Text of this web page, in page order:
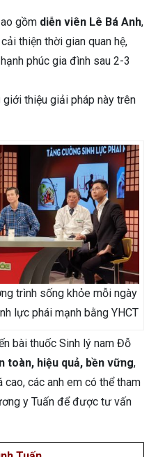
gồm diễn viên Lê Bá Anh,
thiện thời gian quan hệ,
phúc gia đình sau 2-3
thiệu giải pháp này trên
trình sống khỏe mỗi ngày
lực phái mạnh bằng YHCT
bài thuốc Sinh lý nam Đỗ
toàn, hiệu quả, bền vững,
các anh em có thể tham
y Tuấn để được tư vấn